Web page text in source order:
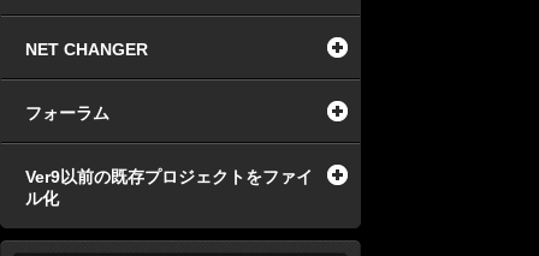
NET CHANGER
フォーラム
Ver9以前の既存プロジェクトをファイ
ル化